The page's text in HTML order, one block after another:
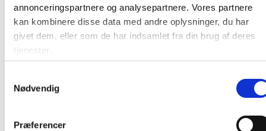
annonceringspartnere og analysepartnere. Vores partnere
kan kombinere disse data med andre oplysninger, du har
givet dem, eller som de har indsamlet fra din brug af deres
tjenester.
Nødvendig
Præferencer